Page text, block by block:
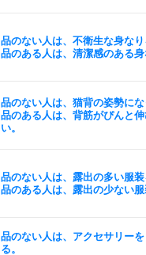
品のない人は、不衛生な身なり
品のある人は、清潔感のある身
品のない人は、猫背の姿勢にな
品のある人は、背筋がぴんと
い。
品のない人は、露出の多い服装
品のある人は、露出の少ない服
品のない人は、アクセサリー
る。